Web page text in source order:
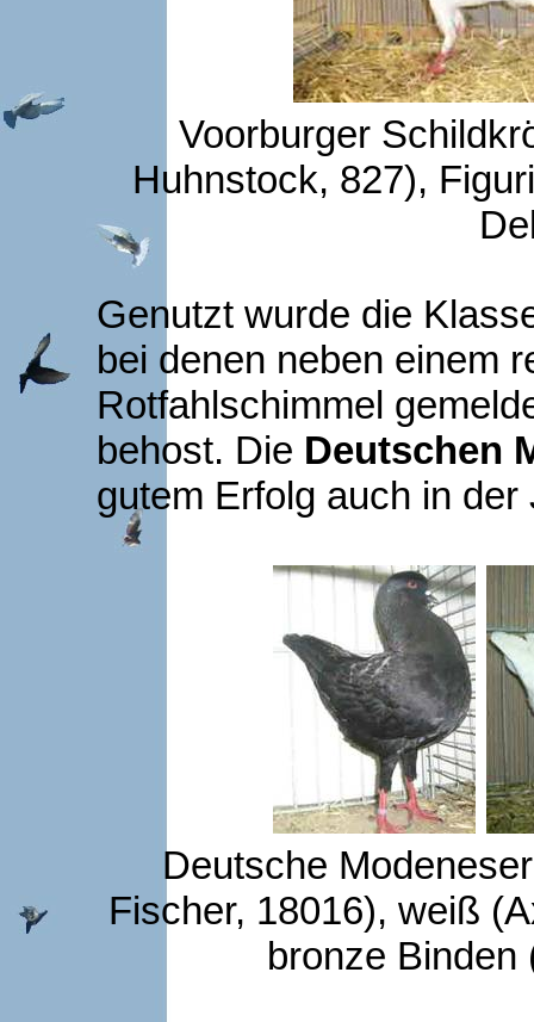
Voorburger
Huhnstock, 827),
Genutzt wurde die
bei denen neben einem
Rotfahlschimmel
behost. Die Deutschen
gutem Erfolg auch in
Deutsche
Fischer, 18016), weiß
bronze Binden